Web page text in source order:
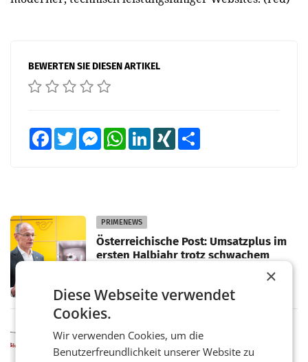
BEWERTEN SIE DIESEN ARTIKEL
FacebookTwitter MessengerWhatsAppLinkedInXING
PRIMENEWS
Österreichische Post: Umsatzplus im
ersten Halbjahr trotz schwachem
WIEN Die Österreichische Post AG hat im
ersten Halbjahr 2026 einen Konzernumsatz
von 1.544,0 Mio. EUR erwirtschaftet, was
einem Plus von 3,8 Prozent gegenüber dem
Vergleichszeitraum
ProSiebenSat.1 spart und macht
überraschend viel Gewinn
×
Diese Webseite verwendet
Cookies.
Wir verwenden Cookies, um die
Benutzerfreundlichkeit unserer Website zu